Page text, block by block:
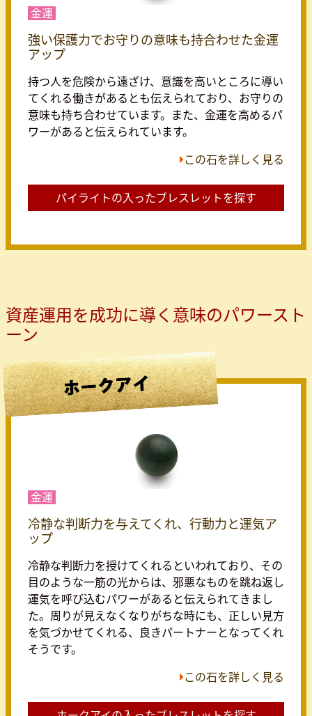
金運
強い保護力でお守りの意味も持合わせた金運
アップ
持つ人を危険から遠ざけ、意識を高いところに導い
てくれる働きがあるとも伝えられており、お守りの
意味も持ち合わせています。また、金運を高めるパ
ワーがあると伝えられています。
この石を詳しく見る
パイライトの入ったブレスレットを探す
資産運用を成功に導く意味のパワースト
ーン
金運
冷静な判断力を与えてくれ、行動力と運気ア
ップ
冷静な判断力を授けてくれるといわれており、その
目のような一筋の光からは、邪悪なものを跳ね返し
運気を呼び込むパワーがあると伝えられてきまし
た。周りが見えなくなりがちな時にも、正しい見方
を気づかせてくれる、良きパートナーとなってくれ
そうです。
この石を詳しく見る